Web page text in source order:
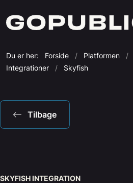
Du er her: Forside Platformen
Integrationer
Skyfish
Tilbage
SKYFISH INTEGRATION